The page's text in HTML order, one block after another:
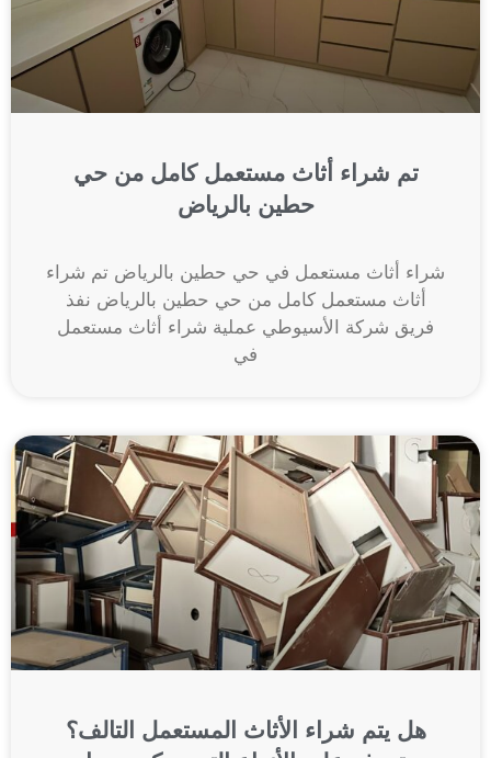
تم شراء أثاث مستعمل كامل من حي
حطين بالرياض
شراء أثاث مستعمل في حي حطين بالرياض تم شراء
أثاث مستعمل كامل من حي حطين بالرياض نفذ
فريق شركة الأسيوطي عملية شراء أثاث مستعمل
في
هل يتم شراء الأثاث المستعمل التالف؟